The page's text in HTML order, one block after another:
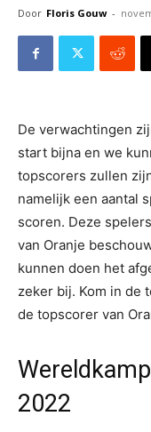
Door Floris Gouw -
De verwachtingen
start bijna en we
topscorers zullen
namelijk een aantal
scoren. Deze
van Oranje
kunnen doen het
zeker bij. Kom in de
de topscorer van
2022